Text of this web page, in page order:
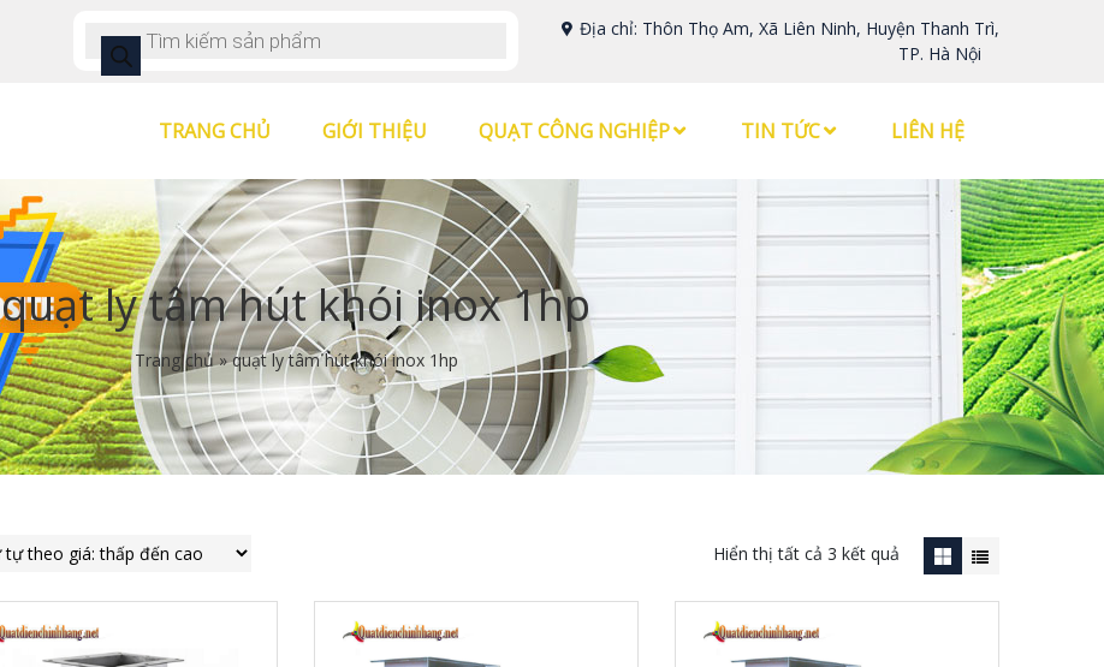
Địa chỉ: Thôn Thọ Am, Xã Liên Ninh, Huyện Thanh Trì,
TP. Hà Nội
TRANG CHỦ GIỚI THIỆU QUẠT CÔNG NGHIỆP TIN TỨC LIÊN HỆ
quạt ly tâm hút khói inox 1hp
Trang chủ»quạt ly tâm hút khói inox 1hp
Hiển thị tất cả 3 kết quả